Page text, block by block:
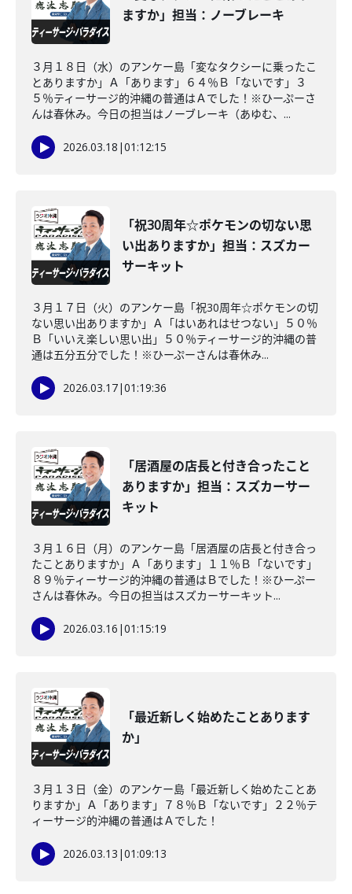
ますか」担当：ノーブレーキ
３月１８日（水）のアンケー島「変なタクシーに乗ったこ
とありますか」Ａ「あります」６４％Ｂ「ないです」３
５％ティーサージ的沖縄の普通はＡでした！※ひーぷーさ
んは春休み。今日の担当はノーブレーキ（あゆむ、...
2026.03.18 |01:12:15
「祝30周年☆ポケモンの切ない思
い出ありますか」担当：スズカー
サーキット
３月１７日（火）のアンケー島「祝30周年☆ポケモンの切
ない思い出ありますか」Ａ「はいあれはせつない」５０％
Ｂ「いいえ楽しい思い出」５０％ティーサージ的沖縄の普
通は五分五分でした！※ひーぷーさんは春休み...
2026.03.17|01:19:36
「居酒屋の店長と付き合ったこと
ありますか」担当：スズカーサー
キット
３月１６日（月）のアンケー島「居酒屋の店長と付き合っ
たことありますか」Ａ「あります」１１％Ｂ「ないです」
８９％ティーサージ的沖縄の普通はＢでした！※ひーぷー
さんは春休み。今日の担当はスズカーサーキット...
2026.03.16 |01:15:19
「最近新しく始めたことあります
か」
３月１３日（金）のアンケー島「最近新しく始めたことあ
りますか」Ａ「あります」７８％Ｂ「ないです」２２％テ
ィーサージ的沖縄の普通はＡでした！
2026.03.13 |01:09:13